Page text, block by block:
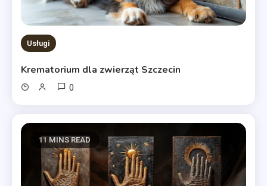
Usługi
Krematorium dla zwierząt Szczecin
0
11 MINS READ